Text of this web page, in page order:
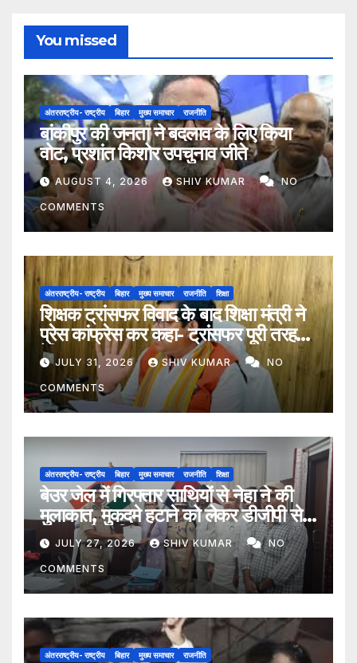
You missed
अंतरराष्ट्रीय- राष्ट्रीय बिहार मुख्य समाचार राजनीति
बांकीपुर की जनता ने बदलाव के लिए किया
वोट, प्रशांत किशोर उपचुनाव जीते
AUGUST 4, 2026 SHIV KUMAR NO
COMMENTS
अंतरराष्ट्रीय- राष्ट्रीय बिहार मुख्य समाचार राजनीति शिक्षा
शिक्षक ट्रांसफर विवाद के बाद शिक्षा मंत्री ने
प्रेस कांफ्रेस कर कहा- ट्रांसफर पूरी तरह
ऐच्छिक
JULY 31, 2026 SHIV KUMAR NO
COMMENTS
अंतरराष्ट्रीय- राष्ट्रीय बिहार मुख्य समाचार राजनीति शिक्षा
बेउर जेल में गिरफ्तार साथियों से नेहा ने की
मुलाकात, मुकदमे हटाने को लेकर डीजीपी से
मिला प्रतिनिधिमंडल
JULY 27, 2026 SHIV KUMAR NO
COMMENTS
अंतरराष्ट्रीय- राष्ट्रीय बिहार मुख्य समाचार राजनीति